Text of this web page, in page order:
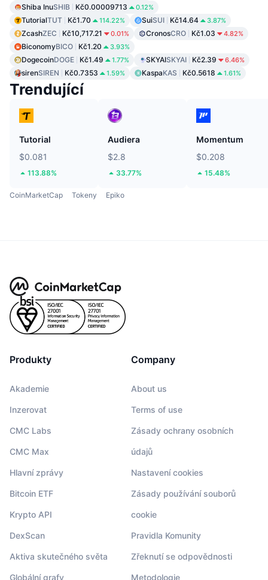
Shiba InuSHIB Kč0.00009713 0.12%
TutorialTUT Kč1.70 114.22% SuiSUI Kč14.64 3.87%
ZcashZEC Kč10,717.21 0.01% CronosCRO Kč1.03 4.82%
BiconomyBICO Kč1.20 3.93%
DogecoinDOGE Kč1.49 1.77% SKYAISKYAI Kč2.39 6.46%
sirenSIREN Kč0.7353 1.59% KaspaKAS Kč0.5618 1.61%
Trendující
Tutorial
$0.081
113.88%
Audiera
$2.8
33.77%
Momentum
$0.208
15.48%
CoinMarketCap Tokeny Epiko
Produkty
Akademie
Inzerovat
CMC Labs
CMC Max
Hlavní zprávy
Bitcoin ETF
Krypto API
DexScan
Aktiva skutečného světa
Globální grafy
Company
About us
Terms of use
Zásady ochrany osobních
údajů
Nastavení cookies
Zásady používání souborů
cookie
Pravidla Komunity
Zřeknutí se odpovědnosti
Metodologie